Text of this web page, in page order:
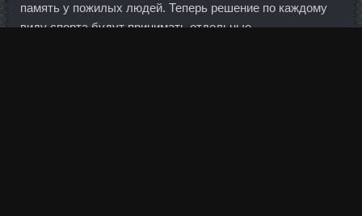
память у пожилых людей. Теперь решение по каждому
виду спорта будут принимать отдельные